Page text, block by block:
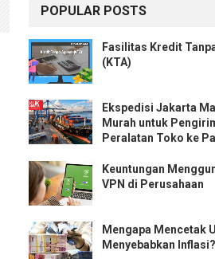
POPULAR POSTS
Fasilitas Kredit
(KTA)
Ekspedisi Jakarta
Murah untuk
Peralatan Toko ke
Keuntungan
VPN di Perusahaan
Mengapa Mencetak
Menyebabkan Inflasi?